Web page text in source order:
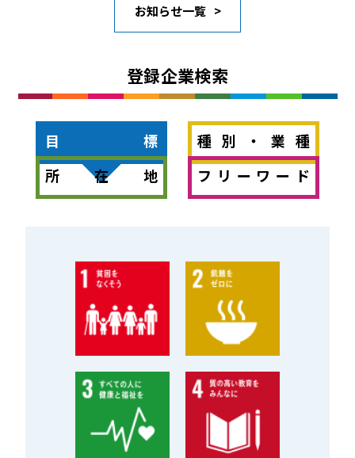
お知らせ一覧
登録企業検索
目標
種別・業種
所在地
フリーワード